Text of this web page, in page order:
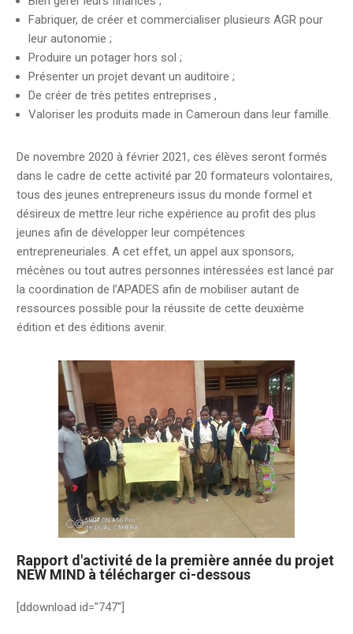
Fabriquer, de créer et commercialiser plusieurs AGR pour
leur autonomie ;
Produire un potager hors sol ;
Présenter un projet devant un auditoire ;
De créer de très petites entreprises ,
Valoriser les produits made in Cameroun dans leur famille.
De novembre 2020 à février 2021, ces élèves seront formés
dans le cadre de cette activité par 20 formateurs volontaires,
tous des jeunes entrepreneurs issus du monde formel et
désireux de mettre leur riche expérience au profit des plus
jeunes afin de développer leur compétences
entrepreneuriales. A cet effet, un appel aux sponsors,
mécènes ou tout autres personnes intéressées est lancé par
la coordination de l’APADES afin de mobiliser autant de
ressources possible pour la réussite de cette deuxième
édition et des éditions avenir.
Rapport d'activité de la première année du projet
NEW MIND à télécharger ci-dessous
[ddownload id="747"]